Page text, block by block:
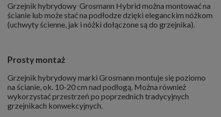
Grzejnik hybrydowy Grosmann Hybrid można montować na
ścianie lub może stać na podłodze dzięki eleganckim nóżkom
(uchwyty ścienne, jak i nóżki dołączone są do grzejnika).
Prosty montaż
Grzejnik hybrydowy marki Grosmann montuje się poziomo
na ścianie, ok. 10-20 cm nad podłogą. Można również
wykorzystać przestrzeń po poprzednich tradycyjnych
grzejnikach konwekcyjnych.